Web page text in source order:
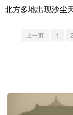
彩票
公益
地方频道
北京
北方多地出现沙尘
上一页 1 2